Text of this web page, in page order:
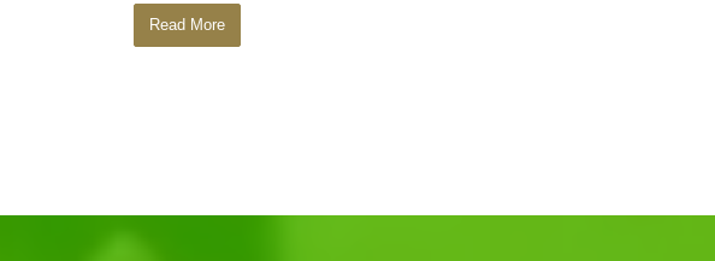
Read More